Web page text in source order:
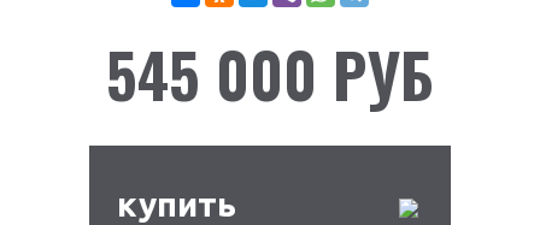
545 000 РУБ
купить